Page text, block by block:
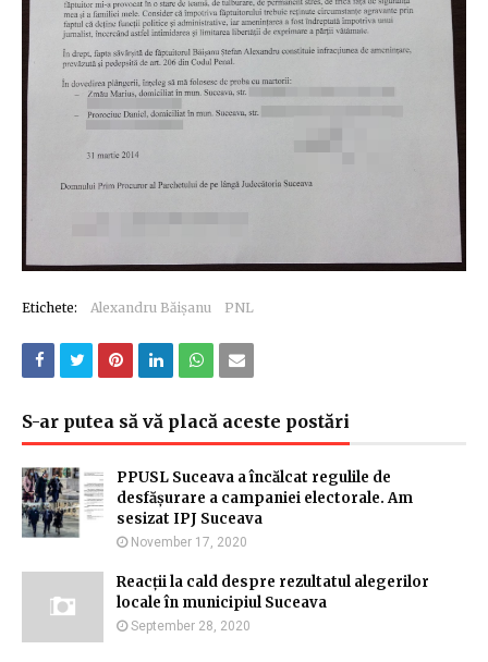
Etichete: Alexandru Băișanu PNL
S-ar putea să vă placă aceste postări
PPUSL Suceava a încălcat regulile de
desfășurare a campaniei electorale. Am
sesizat IPJ Suceava
November 17, 2020
Reacții la cald despre rezultatul alegerilor
locale în municipiul Suceava
September 28, 2020